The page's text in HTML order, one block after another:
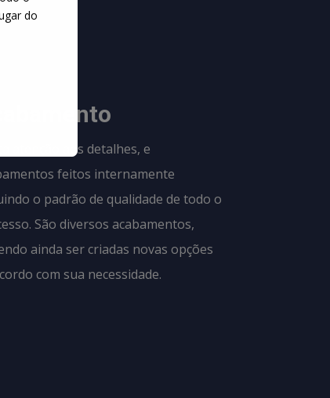
atenção aos detalhes, e
feitos internamente
o padrão de qualidade de todo o
São diversos acabamentos,
ainda ser criadas novas opções
com sua necessidade.
do